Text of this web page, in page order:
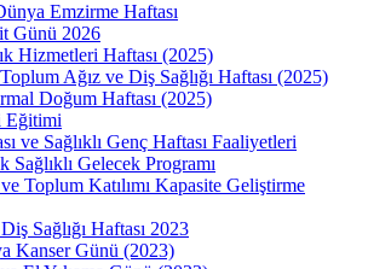
Emzirme Haftası
Günü 2026
Hizmetleri Haftası (2025)
Ağız ve Diş Sağlığı Haftası (2025)
Doğum Haftası (2025)
Eğitimi
ve Sağlıklı Genç Haftası Faaliyetleri
Sağlıklı Gelecek Programı
Toplum Katılımı Kapasite Geliştirme
Sağlığı Haftası 2023
Kanser Günü (2023)